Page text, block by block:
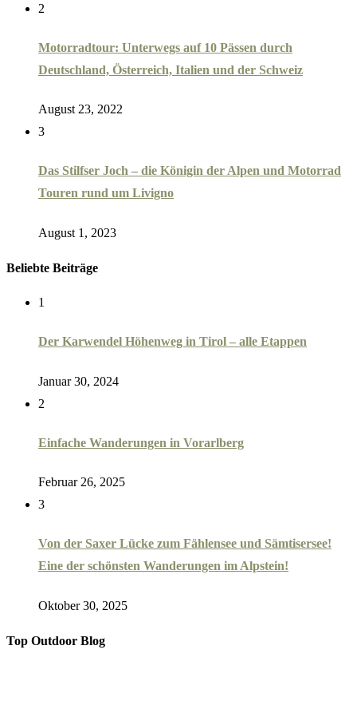
2
Motorradtour: Unterwegs auf 10 Pässen durch
Deutschland, Österreich, Italien und der Schweiz
August 23, 2022
3
Das Stilfser Joch – die Königin der Alpen und Motorrad
Touren rund um Livigno
August 1, 2023
Beliebte Beiträge
1
Der Karwendel Höhenweg in Tirol – alle Etappen
Januar 30, 2024
2
Einfache Wanderungen in Vorarlberg
Februar 26, 2025
3
Von der Saxer Lücke zum Fählensee und Sämtisersee!
Eine der schönsten Wanderungen im Alpstein!
Oktober 30, 2025
Top Outdoor Blog